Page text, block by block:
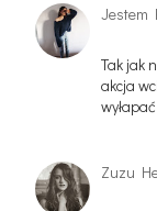
Jestem
Tak jak
akcja
Zuzu